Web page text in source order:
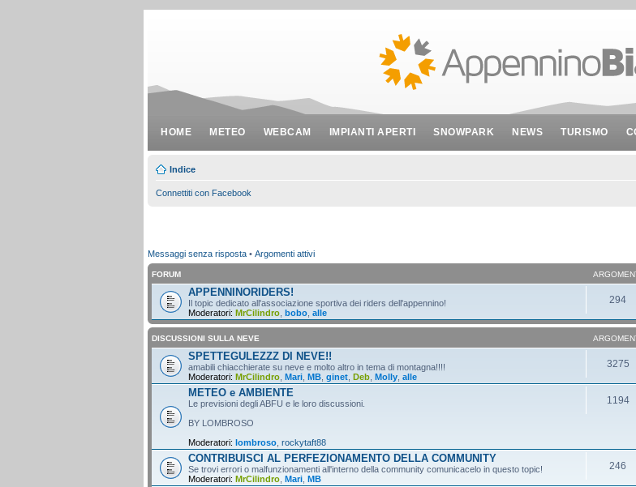
HOME METEO WEBCAM IMPIANTI APERTI SNOWPARK NEWS TURISMO
Indice
Connettiti con Facebook
Messaggi senza risposta • Argomenti attivi
FORUM
APPENNINORIDERS!
Il topic dedicato all'associazione sportiva dei riders dell'appennino!
Moderatori: MrCilindro bobo alle
294
DISCUSSIONI SULLA NEVE
SPETTEGULEZZZ DI NEVE!!
amabili chiacchierate su neve e molto altro in tema di montagna!!!!
Moderatori: MrCilindro Mari MB ginet Deb Molly alle
3275
METEO e AMBIENTE
Le previsioni degli ABFU e le loro discussioni.
BY LOMBROSO
Moderatori: lombroso rockytaft88
1194
CONTRIBUISCI AL PERFEZIONAMENTO DELLA COMMUNITY
Se trovi errori o malfunzionamenti all'interno della community comunicacelo in questo topic!
Moderatori: MrCilindro Mari MB
246